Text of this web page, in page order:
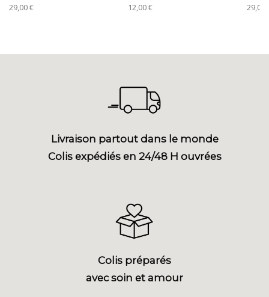
29,00 € 12,00 € 29,00
Livraison partout dans le monde
Colis expédiés en 24/48 H ouvrées
Colis préparés
avec soin et amour